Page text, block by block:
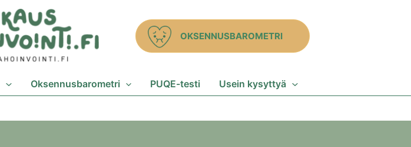
OKSENNUSBAROMETRI
Oksennusbarometri PUQE-testi Usein kysyttyä